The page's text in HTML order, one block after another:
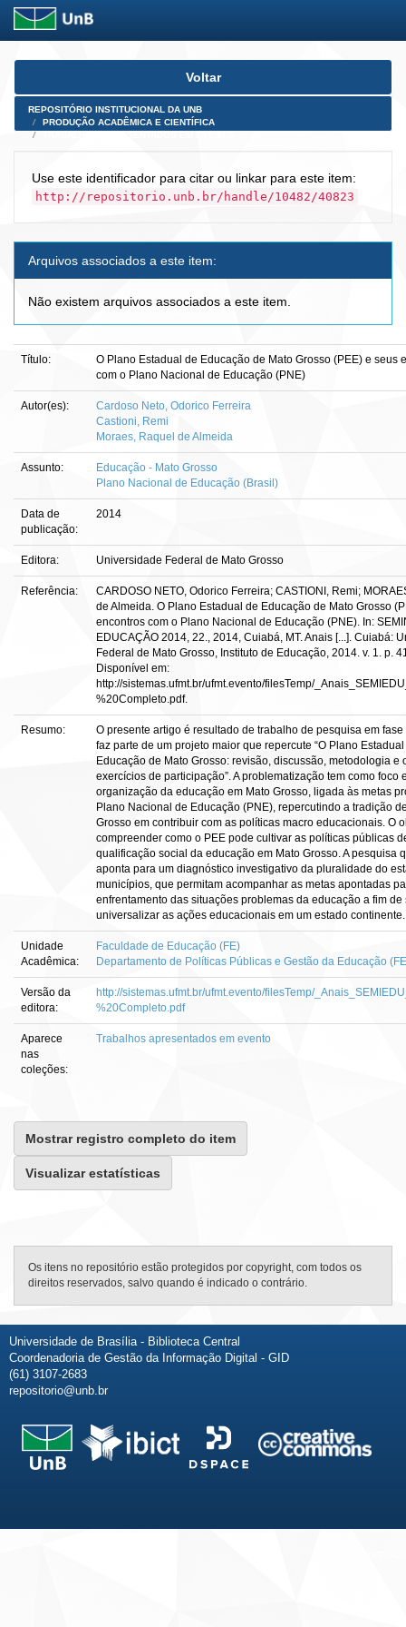
Skip
Voltar
REPOSITÓRIO INSTITUCIONAL DA UNB
PRODUÇÃO ACADÊMICA E CIENTÍFICA
Use este identificador para citar ou linkar para este item:
http://repositorio.unb.br/handle/10482/40823
Arquivos associados a este item:
Não existem arquivos associados a este item.
Título:
O Plano Estadual de Educação de Mato Grosso (PEE) e seus
com o Plano Nacional de Educação (PNE)
Autor(es):
Cardoso Neto, Odorico Ferreira
Castioni, Remi
Moraes, Raquel de Almeida
Assunto:
Educação - Mato Grosso
Plano Nacional de Educação (Brasil)
Data de
publicação:
2014
Editora: Universidade Federal de Mato Grosso
Referência:
CARDOSO NETO, Odorico Ferreira; CASTIONI, Remi;
de Almeida. O Plano Estadual de Educação de Mato Grosso
encontros com o Plano Nacional de Educação (PNE). In:
EDUCAÇÃO 2014, 22., 2014, Cuiabá, MT. Anais [...]. Cuiabá:
Federal de Mato Grosso, Instituto de Educação, 2014. v. 1. p.
Disponível em:
http://sistemas.ufmt.br/ufmt.evento/filesTemp/
%20Completo.pdf.
Resumo:
O presente artigo é resultado de trabalho de pesquisa em
faz parte de um projeto maior que repercute “O Plano
Educação de Mato Grosso: revisão, discussão, metodologia e
exercícios de participação”. A problematização tem como foco
organização da educação em Mato Grosso, ligada às metas
Plano Nacional de Educação (PNE), repercutindo a tradição
Grosso em contribuir com as políticas macro educacionais. O
compreender como o PEE pode cultivar as políticas públicas
qualificação social da educação em Mato Grosso. A pesquisa
aponta para um diagnóstico investigativo da pluralidade do
municípios, que permitam acompanhar as metas apontadas
enfrentamento das situações problemas da educação a fim de
universalizar as ações educacionais em um estado continente.
Unidade
Acadêmica:
Faculdade de Educação (FE)
Departamento de Políticas Públicas e Gestão da Educação
Versão da
editora:
http://sistemas.ufmt.br/ufmt.evento/filesTemp/
%20Completo.pdf
Aparece
nas
coleções:
Trabalhos apresentados em evento
Mostrar registro completo do item
Visualizar estatísticas
Os itens no repositório estão protegidos por copyright, com todos os
direitos reservados, salvo quando é indicado o contrário.
Universidade de Brasília - Biblioteca Central
Coordenadoria de Gestão da Informação Digital - GID
(61) 3107-2683
repositorio@unb.br